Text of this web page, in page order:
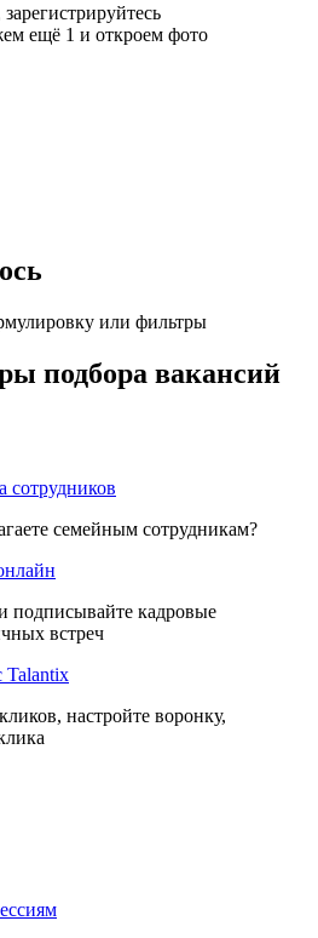
ещё 1 и откроем фото
или фильтры
подбора вакансий
сотрудников
семейным сотрудникам?
подписывайте кадровые
встреч
Talantix
настройте воронку,